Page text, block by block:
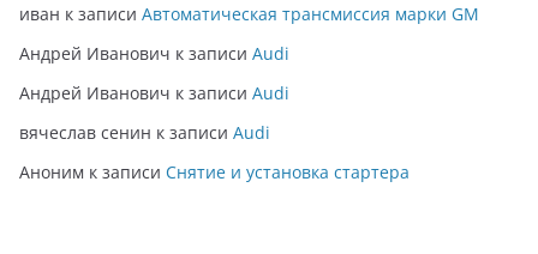
иван к записи Автоматическая трансмиссия марки GM
Андрей Иванович к записи Audi
Андрей Иванович к записи Audi
вячеслав сенин к записи Audi
Аноним к записи Снятие и установка стартера